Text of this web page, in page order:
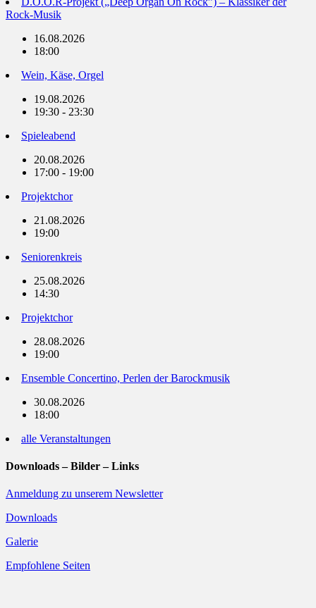
Rock-Musik
16.08.2026
18:00
Wein, Käse, Orgel
19.08.2026
19:30 - 23:30
Spieleabend
20.08.2026
17:00 - 19:00
Projektchor
21.08.2026
19:00
Seniorenkreis
25.08.2026
14:30
Projektchor
28.08.2026
19:00
Ensemble Concertino, Perlen der Barockmusik
30.08.2026
18:00
alle Veranstaltungen
Downloads – Bilder – Links
Anmeldung zu unserem Newsletter
Downloads
Galerie
Empfohlene Seiten